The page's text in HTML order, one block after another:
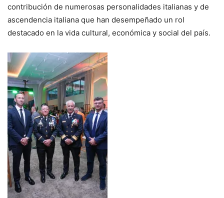
contribución de numerosas personalidades italianas y de
ascendencia italiana que han desempeñado un rol
destacado en la vida cultural, económica y social del país.